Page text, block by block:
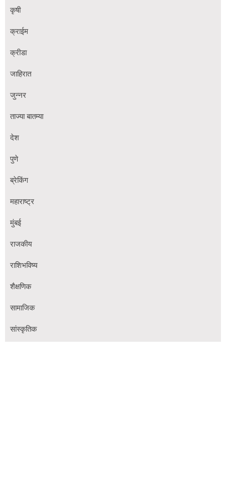
कृषी
क्राईम
क्रीडा
जाहिरात
जुन्नर
ताज्या बातम्या
देश
पुणे
ब्रेकिंग
महाराष्ट्र
मुंबई
राजकीय
राशिभविष्य
शैक्षणिक
सामाजिक
सांस्कृतिक